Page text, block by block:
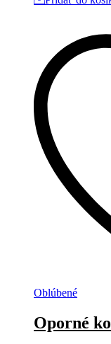
Oblúbené
Oporné